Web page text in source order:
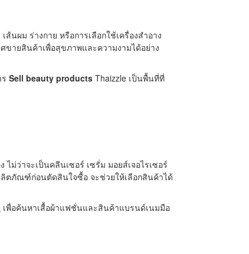
ผม ร่างกาย หรือการเลือกใช้เครื่องสำอาง
ายสินค้าเพื่อสุขภาพและความงามได้อย่าง
Sell beauty productsThaizzle เป็นพื้นที่ที่
ว่าจะเป็นคลีนเซอร์ เซรั่ม มอยส์เจอไรเซอร์
ตภัณฑ์ก่อนตัดสินใจซื้อ จะช่วยให้เลือกสินค้าได้
เพื่อค้นหาเสื้อผ้าแฟชั่นและสินค้าแบรนด์เนมมือ